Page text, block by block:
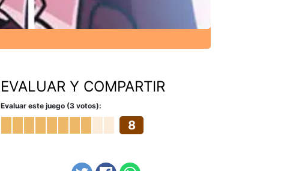
EVALUAR Y COMPARTIR
Evaluar este juego (3 votos):
8